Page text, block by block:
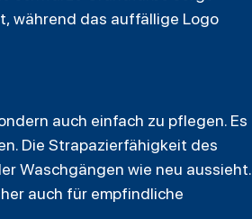
während das auffällige Logo
auch einfach zu pflegen. Es
Die Strapazierfähigkeit des
Waschgängen wie neu aussieht.
auch für empfindliche